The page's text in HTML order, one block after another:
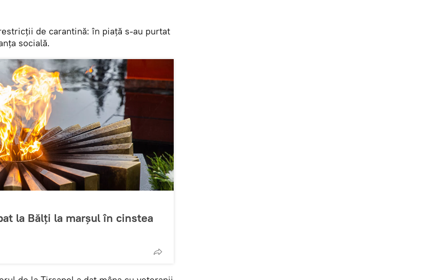
de carantină: în piață s-au purtat
socială.
la Bălți la marșul în cinstea